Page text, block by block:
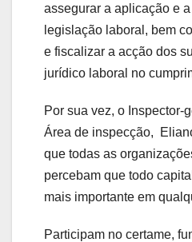
assegurar a aplicação e
legislação laboral, bem
e fiscalizar a acção dos
jurídico laboral no
Por sua vez, o Inspector-
Área de inspecção,
que todas as
percebam que todo
mais importante em
Participam no certame,